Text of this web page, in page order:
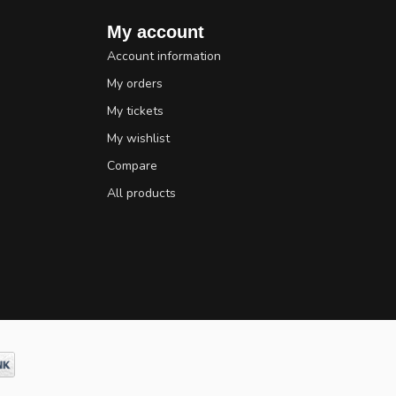
My account
Account information
My orders
My tickets
My wishlist
Compare
All products